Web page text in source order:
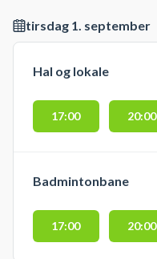
tirsdag 1. september
Hal og lokale
17:00 20:00
Badmintonbane
17:00 20:00